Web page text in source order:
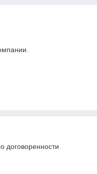
договоренности